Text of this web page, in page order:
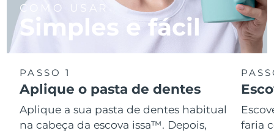
COMO USAR
Simples e fácil
PASSO 1
Aplique o pasta de dentes
Aplique a sua pasta de dentes habitual
na cabeça da escova issa™. Depois,
faria